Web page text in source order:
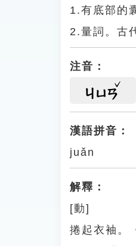
1.有底部的
2.量詞。古
注音：
ㄐㄩㄢ
漢語拼音：
juǎn
解釋：
[動]
捲起衣袖。